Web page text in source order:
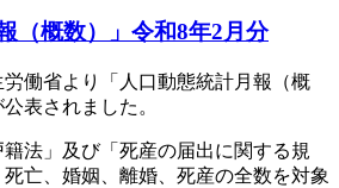
（概数）」令和8年2月分
働省より「人口動態統計月報（概
表されました。
法」及び「死産の届出に関する規
亡、婚姻、離婚、死産の全数を対象